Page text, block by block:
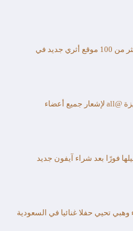
هيئة التراث توثق أكثر من 100 موقع أثري جديد في
“واتساب” يضيف ميزة @all لإشعار جميع أعضاء